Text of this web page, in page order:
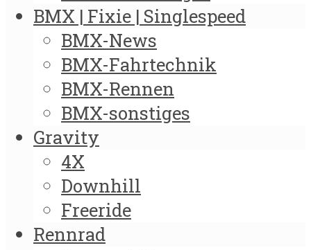
BMX | Fixie | Singlespeed
BMX-News
BMX-Fahrtechnik
BMX-Rennen
BMX-sonstiges
Gravity
4X
Downhill
Freeride
Rennrad